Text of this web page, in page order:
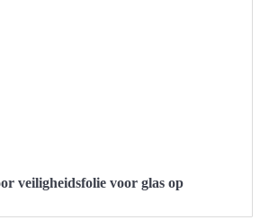
veiligheidsfolie voor glas op